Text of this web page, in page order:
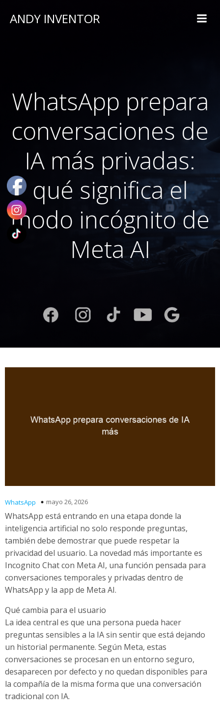
ANDY INVENTOR
WhatsApp prepara
conversaciones de
IA más privadas:
qué significa el
modo incógnito de
Meta AI
WhatsApp mayo 26, 2026
WhatsApp está entrando en una etapa donde la
inteligencia artificial no solo responde preguntas,
también debe demostrar que puede respetar la
privacidad del usuario. La novedad más importante es
Incognito Chat con Meta AI, una función pensada para
conversaciones temporales y privadas dentro de
WhatsApp y la app de Meta AI.
Qué cambia para el usuario
La idea central es que una persona pueda hacer
preguntas sensibles a la IA sin sentir que está dejando
un historial permanente. Según Meta, estas
conversaciones se procesan en un entorno seguro,
desaparecen por defecto y no quedan disponibles para
la compañía de la misma forma que una conversación
tradicional con IA.